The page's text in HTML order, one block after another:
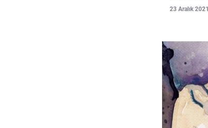
23 Aralık 2021